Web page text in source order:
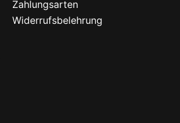
Zahlungsarten
Widerrufsbelehrung